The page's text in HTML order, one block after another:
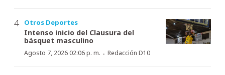
Otros Deportes
Intenso inicio del Clausura del
básquet masculino
Agosto 7, 2026 02:06 p. m. · Redacción D10